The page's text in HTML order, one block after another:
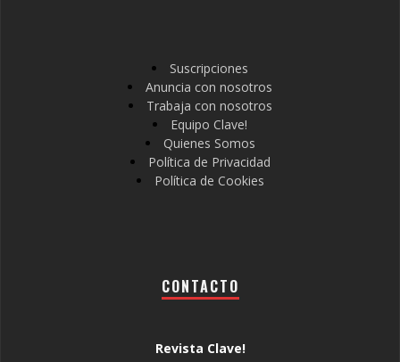
Suscripciones
Anuncia con nosotros
Trabaja con nosotros
Equipo Clave!
Quienes Somos
Política de Privacidad
Política de Cookies
CONTACTO
Revista Clave!